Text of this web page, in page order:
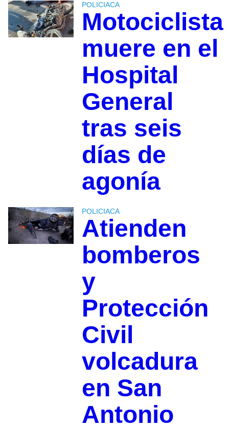
POLICIACA
Motociclista
muere en el
Hospital
General
tras seis
días de
agonía
POLICIACA
Atienden
bomberos
y
Protección
Civil
volcadura
en San
Antonio